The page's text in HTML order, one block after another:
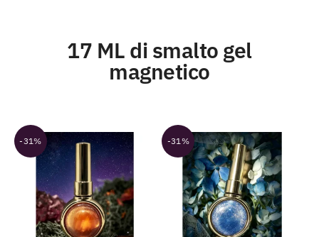
17 ML di smalto gel
magnetico
-31% -31%